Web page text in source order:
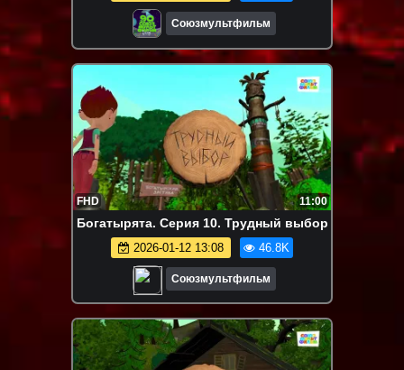
Союзмультфильм
FHD 11:00
Богатырята. Серия 10. Трудный выбор
2026-01-12 13:08 46.8K
Союзмультфильм